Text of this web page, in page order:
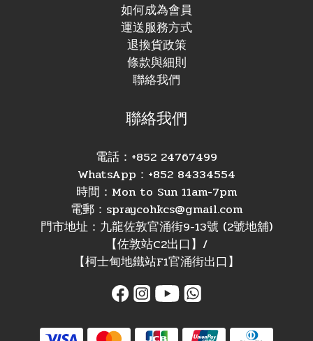
如何成為會員
運送服務方式
退換貨政策
條款與細則
聯絡我們
聯絡我們
電話：+852 24767499
WhatsApp：+852 84334554
時間：Mon to Sun 11am-7pm
電郵：spraycohkcs@gmail.com
門市地址：九龍佐敦官涌街9-13號 (2號地舖)
【佐敦站C2出口】/
【柯士甸地鐵站F1官涌街出口】